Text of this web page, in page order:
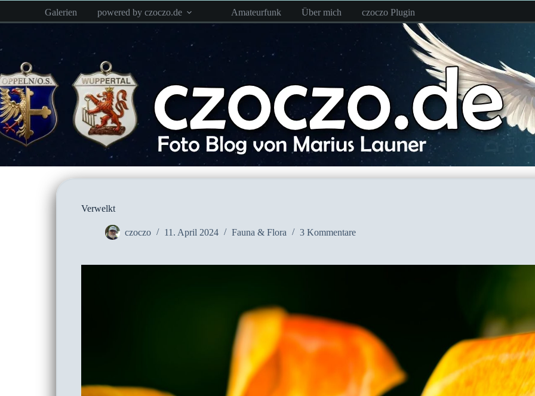
springen
Galerien powered by czoczo.de Amateurfunk Über mich czoczo Plugin
Verwelkt
czoczo 11. April 2024 Fauna & Flora 3 Kommentare